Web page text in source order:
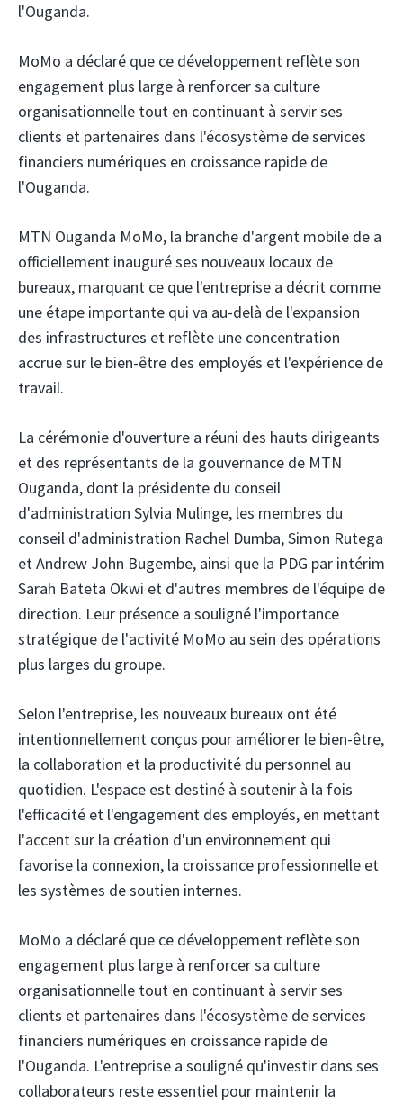
l'Ouganda.
MoMo a déclaré que ce développement reflète son
engagement plus large à renforcer sa culture
organisationnelle tout en continuant à servir ses
clients et partenaires dans l'écosystème de services
financiers numériques en croissance rapide de
l'Ouganda.
MTN Ouganda MoMo, la branche d'argent mobile de a
officiellement inauguré ses nouveaux locaux de
bureaux, marquant ce que l'entreprise a décrit comme
une étape importante qui va au-delà de l'expansion
des infrastructures et reflète une concentration
accrue sur le bien-être des employés et l'expérience de
travail.
La cérémonie d'ouverture a réuni des hauts dirigeants
et des représentants de la gouvernance de MTN
Ouganda, dont la présidente du conseil
d'administration Sylvia Mulinge, les membres du
conseil d'administration Rachel Dumba, Simon Rutega
et Andrew John Bugembe, ainsi que la PDG par intérim
Sarah Bateta Okwi et d'autres membres de l'équipe de
direction. Leur présence a souligné l'importance
stratégique de l'activité MoMo au sein des opérations
plus larges du groupe.
Selon l'entreprise, les nouveaux bureaux ont été
intentionnellement conçus pour améliorer le bien-être,
la collaboration et la productivité du personnel au
quotidien. L'espace est destiné à soutenir à la fois
l'efficacité et l'engagement des employés, en mettant
l'accent sur la création d'un environnement qui
favorise la connexion, la croissance professionnelle et
les systèmes de soutien internes.
MoMo a déclaré que ce développement reflète son
engagement plus large à renforcer sa culture
organisationnelle tout en continuant à servir ses
clients et partenaires dans l'écosystème de services
financiers numériques en croissance rapide de
l'Ouganda. L'entreprise a souligné qu'investir dans ses
collaborateurs reste essentiel pour maintenir la